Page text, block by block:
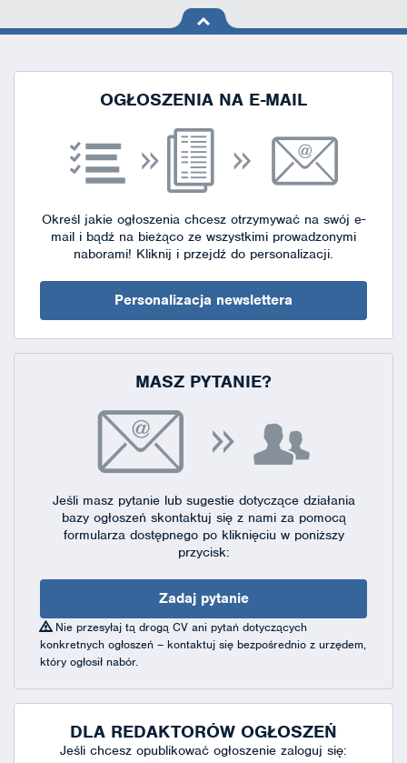
na górę
OGŁOSZENIA NA E-MAIL
Określ jakie ogłoszenia chcesz otrzymywać na swój e-
mail i bądź na bieżąco ze wszystkimi prowadzonymi
naborami! Kliknij i przejdź do personalizacji.
Personalizacja newslettera
MASZ PYTANIE?
Jeśli masz pytanie lub sugestie dotyczące działania
bazy ogłoszeń skontaktuj się z nami za pomocą
formularza dostępnegopo kliknięciu w poniższy
przycisk:
Zadaj pytanie
Nie przesyłaj tą drogą CV ani pytań dotyczących
konkretnych ogłoszeń – kontaktuj się bezpośrednio z urzędem,
który ogłosił nabór.
DLA REDAKTORÓW OGŁOSZEŃ
Jeśli chcesz opublikować ogłoszenie zaloguj się: